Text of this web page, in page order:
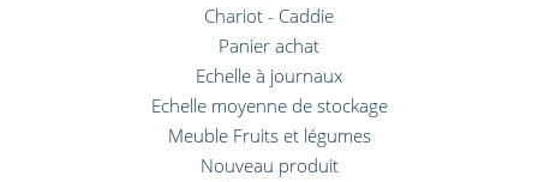
Chariot - Caddie
Panier achat
Echelle à journaux
Echelle moyenne de stockage
Meuble Fruits et légumes
Nouveau produit